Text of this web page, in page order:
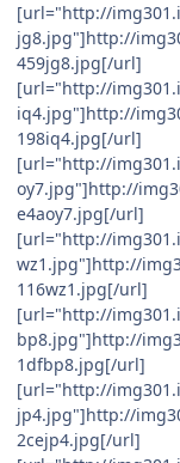
[url="http://
jg8.jpg"]http://
459jg8.jpg[/url]
[url="http://
iq4.jpg"]http://
198iq4.jpg[/url]
[url="http://
oy7.jpg"]http://
e4aoy7.jpg[/url]
[url="http://
wz1.jpg"]http://
116wz1.jpg[/url]
[url="http://
bp8.jpg"]http://
1dfbp8.jpg[/url]
[url="http://
jp4.jpg"]http://
2cejp4.jpg[/url]